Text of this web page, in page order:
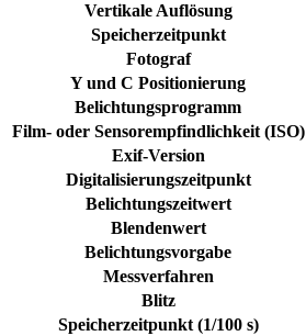
Vertikale Auflösung
Speicherzeitpunkt
Fotograf
Y und C Positionierung
Belichtungsprogramm
Film- oder Sensorempfindlichkeit (ISO)
Exif-Version
Digitalisierungszeitpunkt
Belichtungszeitwert
Blendenwert
Belichtungsvorgabe
Messverfahren
Blitz
Speicherzeitpunkt (1/100 s)